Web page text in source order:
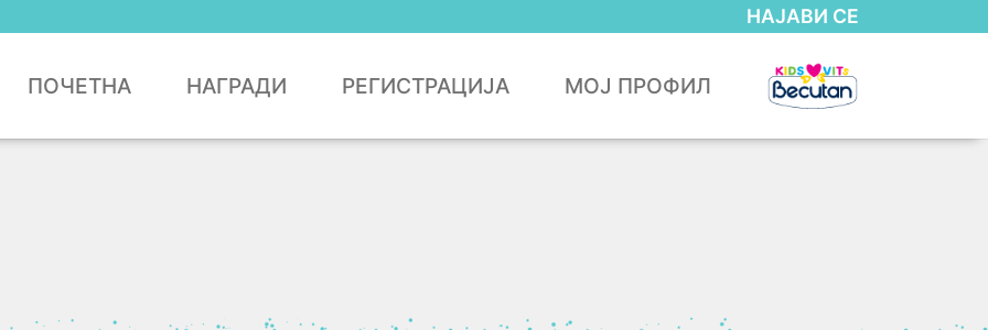
НАЈАВИ СЕ
ПОЧЕТНА НАГРАДИ РЕГИСТРАЦИЈА МОЈ ПРОФИЛ